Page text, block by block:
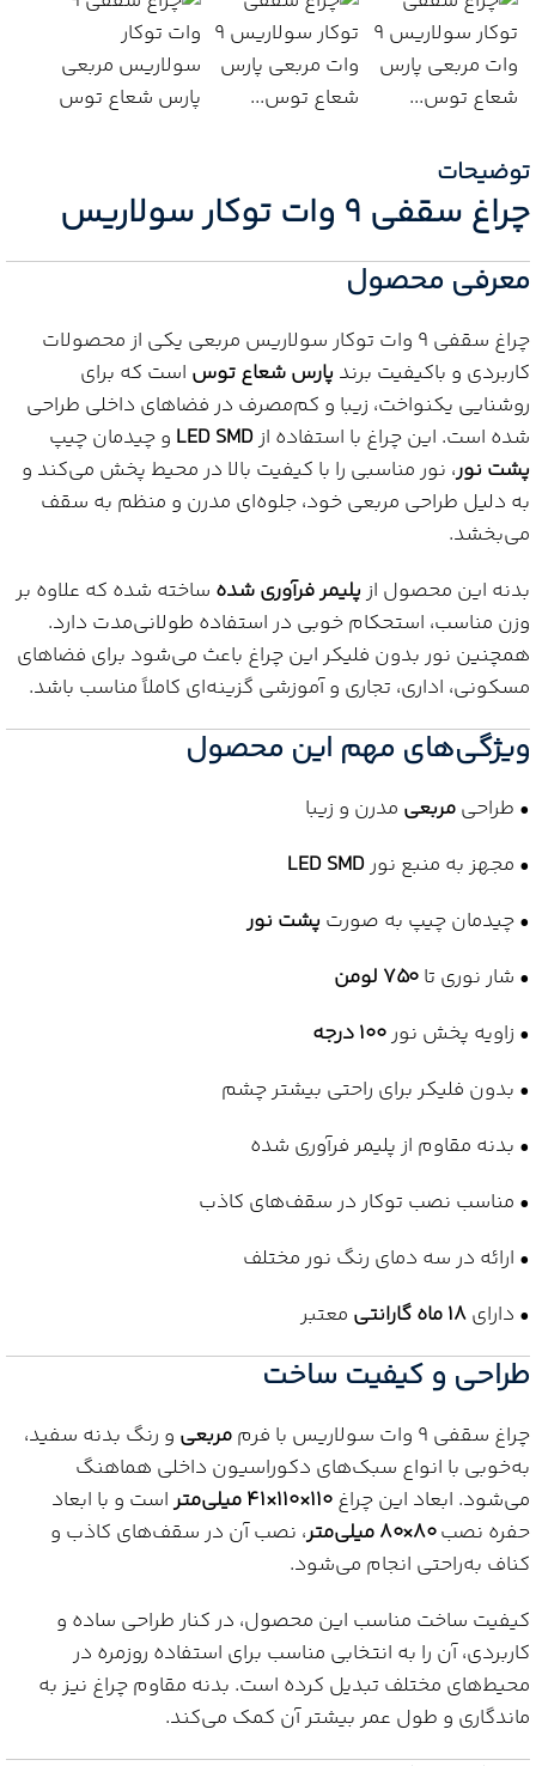
توضیحات
چراغ سقفی 9 وات توکار سولاریس
معرفی محصول
چراغ سقفی 9 وات توکار سولاریس مربعی یکی از محصولات
کاربردی و باکیفیت برند پارس شعاع توس است که برای
روشنایی یکنواخت، زیبا و کم‌مصرف در فضاهای داخلی طراحی
شده است. این چراغ با استفاده ازLED SMD و چیدمان چیپ
پشت نور، نور مناسبی را با کیفیت بالا در محیط پخش می‌کند و
به دلیل طراحی مربعی خود، جلوه‌ای مدرن و منظم به سقف
می‌بخشد.
بدنه این محصول از پلیمر فرآوری شده ساخته شده که علاوه بر
وزن مناسب، استحکام خوبی در استفاده طولانی‌مدت دارد.
همچنین نور بدون فلیکر این چراغ باعث می‌شود برای فضاهای
مسکونی، اداری، تجاری و آموزشی گزینه‌ای کاملاً مناسب باشد.
ویژگی‌های مهم این محصول
• طراحیمربعی مدرن و زیبا
• مجهز به منبع نورLED SMD
• چیدمان چیپ به صورت پشت نور
• شار نوری تا750 لومن
• زاویه پخش نور100 درجه
• بدون فلیکر برای راحتی بیشتر چشم
• بدنه مقاوم از پلیمر فرآوری شده
• مناسب نصب توکار در سقف‌های کاذب
• ارائه در سه دمای رنگ نور مختلف
• دارای18 ماه گارانتی معتبر
طراحی و کیفیت ساخت
چراغ سقفی 9 وات سولاریس با فرم مربعی و رنگ بدنه سفید،
به‌خوبی با انواع سبک‌های دکوراسیون داخلی هماهنگ
می‌شود. ابعاد این چراغ110×110×41 میلی‌متر
است و با ابعاد
حفره نصب80×80 میلی‌متر
، نصب آن در سقف‌های کاذب و
کناف به‌راحتی انجام می‌شود.
کیفیت ساخت مناسب این محصول، در کنار طراحی ساده و
کاربردی، آن را به انتخابی مناسب برای استفاده روزمره در
محیط‌های مختلف تبدیل کرده است. بدنه مقاوم چراغ نیز به
ماندگاری و طول عمر بیشتر آن کمک می‌کند.